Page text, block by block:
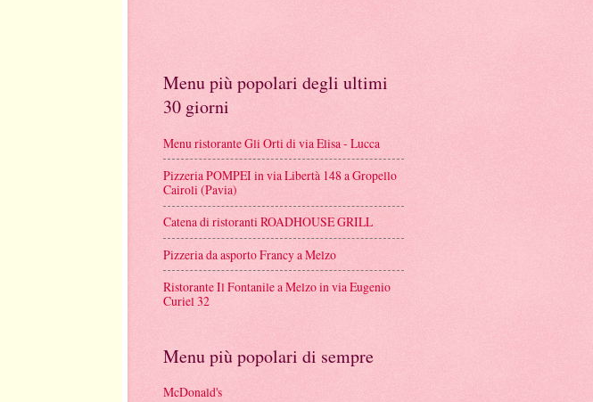
Menu più popolari degli ultimi
30 giorni
Menu ristorante Gli Orti di via Elisa - Lucca
Pizzeria POMPEI in via Libertà 148 a Gropello
Cairoli (Pavia)
Catena di ristoranti ROADHOUSE GRILL
Pizzeria da asporto Francy a Melzo
Ristorante Il Fontanile a Melzo in via Eugenio
Curiel 32
Menu più popolari di sempre
McDonald's